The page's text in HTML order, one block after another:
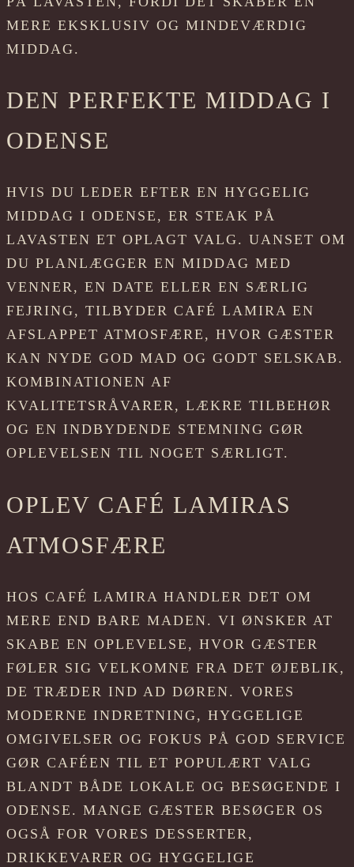
MERE EKSKLUSIV OG MINDEVÆRDIG
MIDDAG.
DEN PERFEKTE MIDDAG I
ODENSE
HVIS DU LEDER EFTER EN HYGGELIG
MIDDAG I ODENSE, ER STEAK PÅ
LAVASTEN ET OPLAGT VALG. UANSET OM
DU PLANLÆGGER EN MIDDAG MED
VENNER, EN DATE ELLER EN SÆRLIG
FEJRING, TILBYDER CAFÉ LAMIRA EN
AFSLAPPET ATMOSFÆRE, HVOR GÆSTER
KAN NYDE GOD MAD OG GODT SELSKAB.
KOMBINATIONEN AF
KVALITETSRÅVARER, LÆKRE TILBEHØR
OG EN INDBYDENDE STEMNING GØR
OPLEVELSEN TIL NOGET SÆRLIGT.
OPLEV CAFÉ LAMIRAS
ATMOSFÆRE
HOS CAFÉ LAMIRA HANDLER DET OM
MERE END BARE MADEN. VI ØNSKER AT
SKABE EN OPLEVELSE, HVOR GÆSTER
FØLER SIG VELKOMNE FRA DET ØJEBLIK,
DE TRÆDER IND AD DØREN. VORES
MODERNE INDRETNING, HYGGELIGE
OMGIVELSER OG FOKUS PÅ GOD SERVICE
GØR CAFÉEN TIL ET POPULÆRT VALG
BLANDT BÅDE LOKALE OG BESØGENDE I
ODENSE. MANGE GÆSTER BESØGER OS
OGSÅ FOR VORES DESSERTER,
DRIKKEVARER OG HYGGELIGE